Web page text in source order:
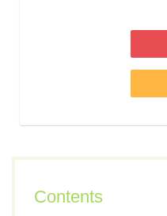
Contents